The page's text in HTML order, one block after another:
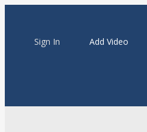
Sign In Add Video